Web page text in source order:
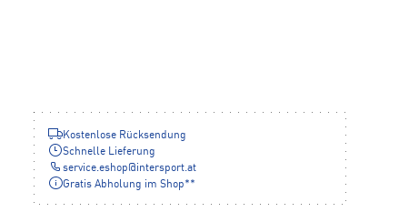
Kostenlose Rücksendung
Schnelle Lieferung
service.eshop@intersport.at
Gratis Abholung im Shop**